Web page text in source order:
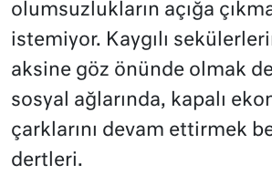
olumsuzlukların açığa
istemiyor. Kaygılı
aksine göz önünde olmak
sosyal ağlarında, kapalı
çarklarını devam ettirmek
dertleri.